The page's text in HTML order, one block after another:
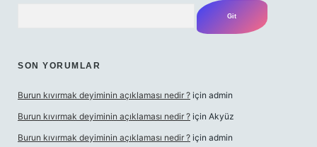
SON YORUMLAR
Burun kıvırmak deyiminin açıklaması nedir ? için admin
Burun kıvırmak deyiminin açıklaması nedir ? için Akyüz
Burun kıvırmak deyiminin açıklaması nedir ? için admin